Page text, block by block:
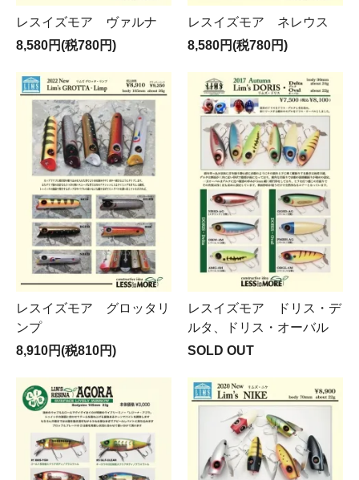
レスイズモア ヴァルナ
8,580円(税780円)
レスイズモア ネレウス
8,580円(税780円)
レスイズモア グロッタリ
ンプ
8,910円(税810円)
レスイズモア ドリス・デ
ルタ、ドリス・オーバル
SOLD OUT